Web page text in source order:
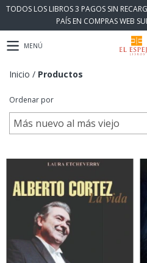
TODOS LOS LIBROS 3 PAGOS SIN
PAÍS EN COMPRAS WEB
MENÚ
Inicio / Productos
Ordenar por